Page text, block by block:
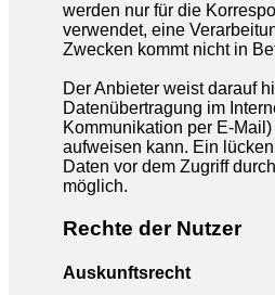
werden nur für die
verwendet, eine
Zwecken kommt nicht in
Der Anbieter weist darauf
Datenübertragung im
Kommunikation per E-
aufweisen kann. Ein
Daten vor dem Zugriff
möglich.
Rechte der Nutzer
Auskunftsrecht